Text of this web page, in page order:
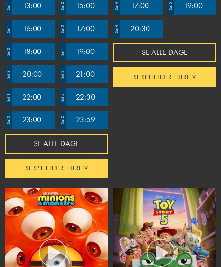
Sal 1 13:00 Sal 2 15:00
Sal 1 16:00 Sal 3 17:00
Sal 2 18:00 Sal 1 19:00
Sal 3 20:00 Sal 2 21:00
Sal 1 22:00 Sal 5 22:30
Sal 3 23:00 Sal 2 23:59
SE ALLE DAGE
SE SPILLETIDER I HERLEV
Sal 4 17:00 Sal 5 19:00
Sal 4 20:30
SE ALLE DAGE
SE SPILLETIDER I HERLEV